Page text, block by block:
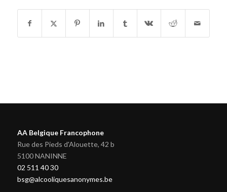
AA Belgique Francophone
Rue des Pieds d'Alouette, 42 b
5100 NANINNE
02 511 40 30
bsg@alcooliquesanonymes.be